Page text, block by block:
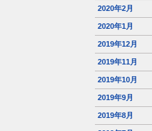
2020年2月
2020年1月
2019年12月
2019年11月
2019年10月
2019年9月
2019年8月